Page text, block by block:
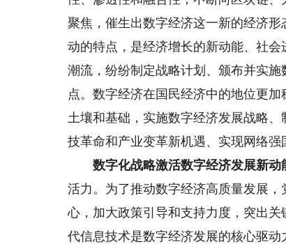
聚焦，催生出数字经济这一新的经济
动的特点，是经济增长的新动能、社
潮流，纷纷制定战略计划、颁布并实
点。数字经济在国民经济中的地位更
土壤和基础，实施数字经济发展战略
技革命和产业变革新机遇、实现网络强
数字化战略激活数字经济发展新动
活力。为了推动数字经济高质量发展
心，加大政策引导和支持力度，突出
代信息技术是数字经济发展的核心驱